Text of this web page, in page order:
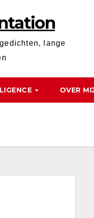
lange
OVER